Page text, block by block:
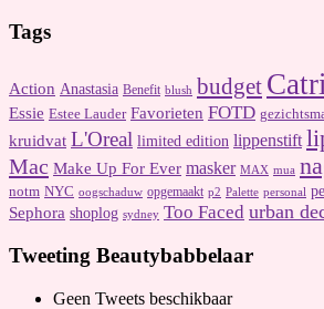
Tags
Action Anastasia Benefit blush budget
Essie Estee Lauder Favorieten FOTD
kruidvat L'Oreal limited edition lippenstift
Mac Make Up For Ever masker MAX mua
notm NYC oogschaduw opgemaakt p2 Palette personal
Sephora shoplog sydney Too Faced urban
Tweeting Beautybabbelaar
Geen Tweets beschikbaar